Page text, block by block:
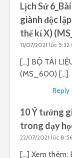
Lịch Sử
giành độc
thế kỉ X)
11/07/2021 lúc 5:32
[…] BỘ TÀI
(MS_600) […]
Reply
10 Ý tưởng
trong dạy
22/07/2021 lúc
[…] Xem thêm: